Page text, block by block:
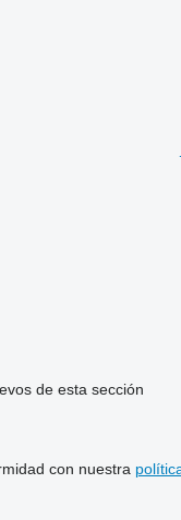
de esta sección
con nuestra